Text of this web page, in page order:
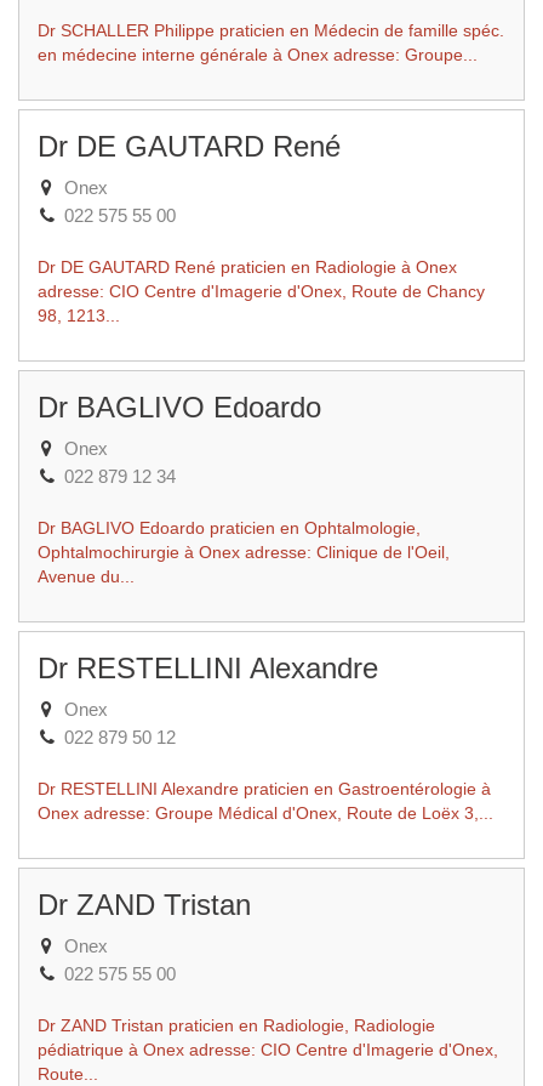
Dr SCHALLER Philippe praticien en Médecin de famille spéc.
en médecine interne générale à Onex adresse: Groupe...
Dr DE GAUTARD René
Onex
022 575 55 00
Dr DE GAUTARD René praticien en Radiologie à Onex
adresse: CIO Centre d'Imagerie d'Onex, Route de Chancy
98, 1213...
Dr BAGLIVO Edoardo
Onex
022 879 12 34
Dr BAGLIVO Edoardo praticien en Ophtalmologie,
Ophtalmochirurgie à Onex adresse: Clinique de l'Oeil,
Avenue du...
Dr RESTELLINI Alexandre
Onex
022 879 50 12
Dr RESTELLINI Alexandre praticien en Gastroentérologie à
Onex adresse: Groupe Médical d'Onex, Route de Loëx 3,...
Dr ZAND Tristan
Onex
022 575 55 00
Dr ZAND Tristan praticien en Radiologie, Radiologie
pédiatrique à Onex adresse: CIO Centre d'Imagerie d'Onex,
Route...